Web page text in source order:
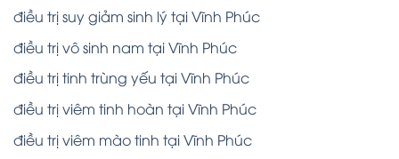
điều trị suy giảm sinh lý tại Vĩnh Phúc
điều trị vô sinh nam tại Vĩnh Phúc
điều trị tinh trùng yếu tại Vĩnh Phúc
điều trị viêm tinh hoàn tại Vĩnh Phúc
điều trị viêm mào tinh tại Vĩnh Phúc